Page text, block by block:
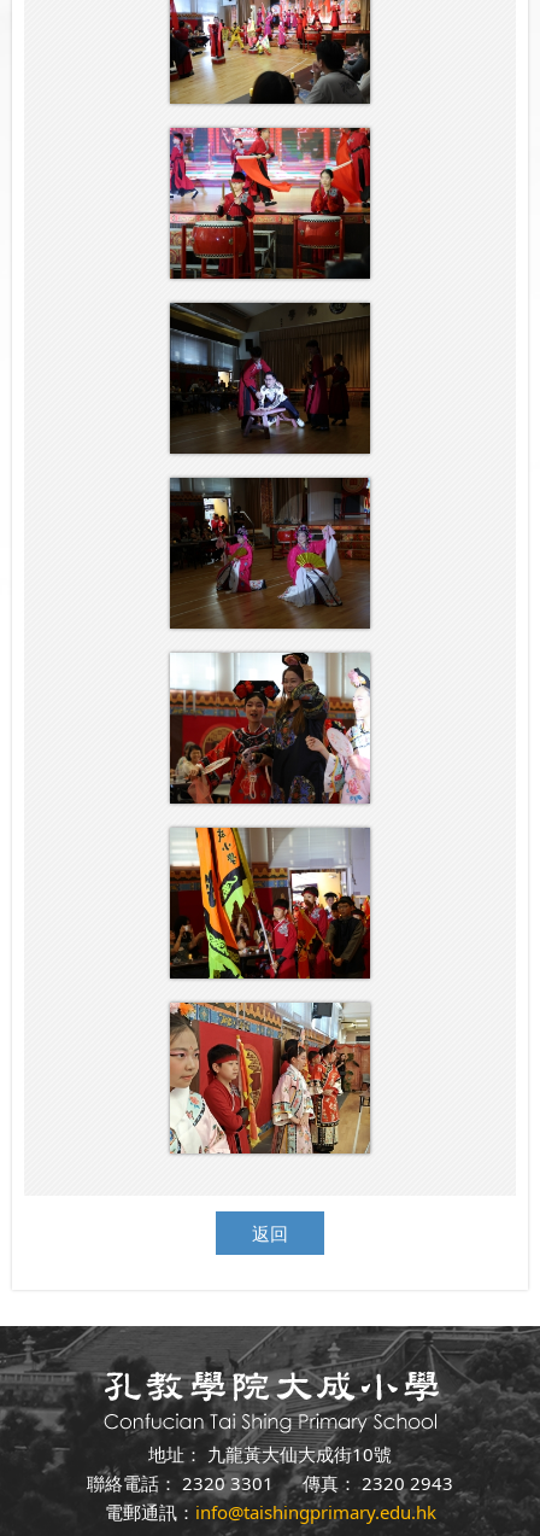
返回
地址： 九龍黃大仙大成街10號
聯絡電話： 2320 3301 傳真： 2320 2943
電郵通訊： info@taishingprimary.edu.hk